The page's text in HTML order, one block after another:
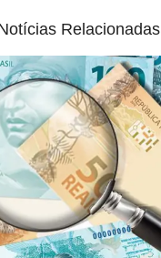
Relacionadas